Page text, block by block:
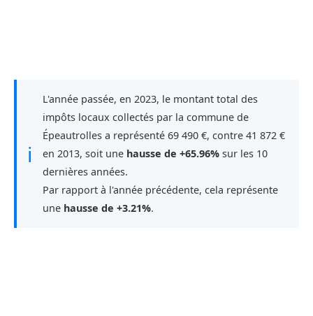
ℹ
L'année passée, en 2023, le montant total des
impôts locaux collectés par la commune de
Épeautrolles a représenté 69 490 €, contre 41 872 €
en 2013, soit une hausse de +65.96% sur les 10
dernières années.
Par rapport à l'année précédente, cela représente
une hausse de +3.21%.